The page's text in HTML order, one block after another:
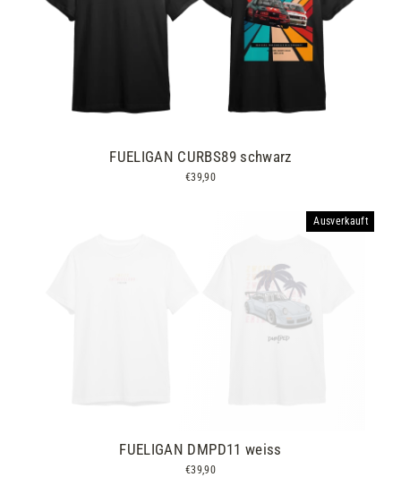
FUELIGAN CURBS89 schwarz
€39,90
Ausverkauft
FUELIGAN DMPD11 weiss
€39,90